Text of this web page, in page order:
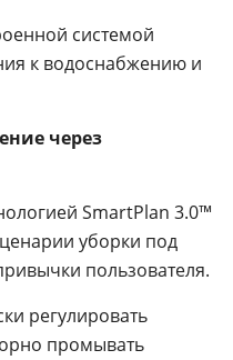
системой
к водоснабжению и
через
SmartPlan 3.0™
уборки под
пользователя.
регулировать
промывать